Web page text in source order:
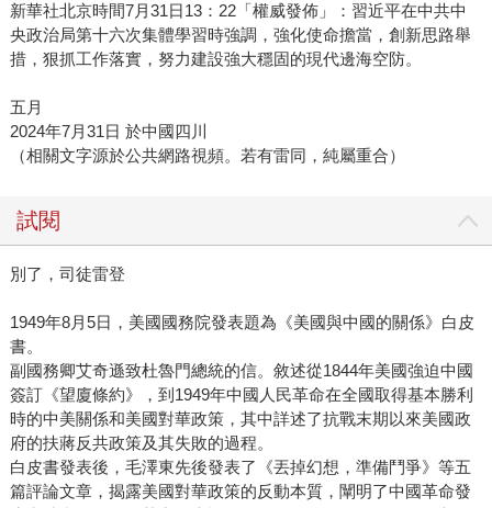
新華社北京時間7月31日13：22「權威發佈」：習近平在中共中
央政治局第十六次集體學習時強調，強化使命擔當，創新思路舉
措，狠抓工作落實，努力建設強大穩固的現代邊海空防。
五月
2024年7月31日 於中國四川
（相關文字源於公共網路視頻。若有雷同，純屬重合）
試閱
別了，司徒雷登
1949年8月5日，美國國務院發表題為《美國與中國的關係》白皮
書。
副國務卿艾奇遜致杜魯門總統的信。敘述從1844年美國強迫中國
簽訂《望廈條約》，到1949年中國人民革命在全國取得基本勝利
時的中美關係和美國對華政策，其中詳述了抗戰末期以來美國政
府的扶蔣反共政策及其失敗的過程。
白皮書發表後，毛澤東先後發表了《丟掉幻想，準備鬥爭》等五
篇評論文章，揭露美國對華政策的反動本質，闡明了中國革命發